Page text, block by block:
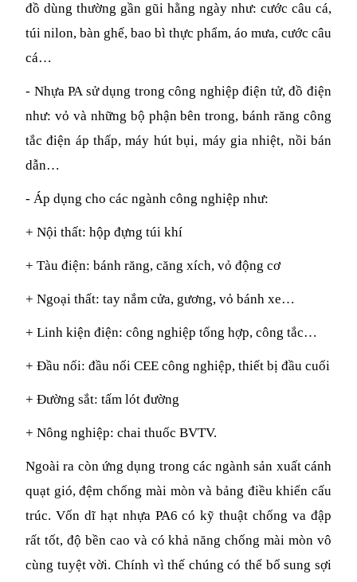
đồ dùng thường gần gũi hằng ngày như: cước câu cá,
túi nilon, bàn ghế, bao bì thực phẩm, áo mưa, cước câu
cá…
- Nhựa PA sử dụng trong công nghiệp điện tử, đồ điện
như: vỏ và những bộ phận bên trong, bánh răng công
tắc điện áp thấp, máy hút bụi, máy gia nhiệt, nồi bán
dẫn…
- Áp dụng cho các ngành công nghiệp như:
+ Nội thất: hộp đựng túi khí
+ Tàu điện: bánh răng, căng xích, vỏ động cơ
+ Ngoại thất: tay nắm cửa, gương, vỏ bánh xe…
+ Linh kiện điện: công nghiệp tổng hợp, công tắc…
+ Đầu nối: đầu nối CEE công nghiệp, thiết bị đầu cuối
+ Đường sắt: tấm lót đường
+ Nông nghiệp: chai thuốc BVTV.
Ngoài ra còn ứng dụng trong các ngành sản xuất cánh
quạt gió, đệm chống mài mòn và bảng điều khiển cấu
trúc. Vốn dĩ hạt nhựa PA6 có kỹ thuật chống va đập
rất tốt, độ bền cao và có khả năng chống mài mòn vô
cùng tuyệt vời. Chính vì thế chúng có thể bổ sung sợi